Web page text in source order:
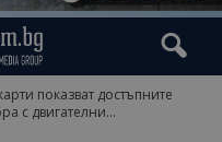
показват достъпните
с двигателни...